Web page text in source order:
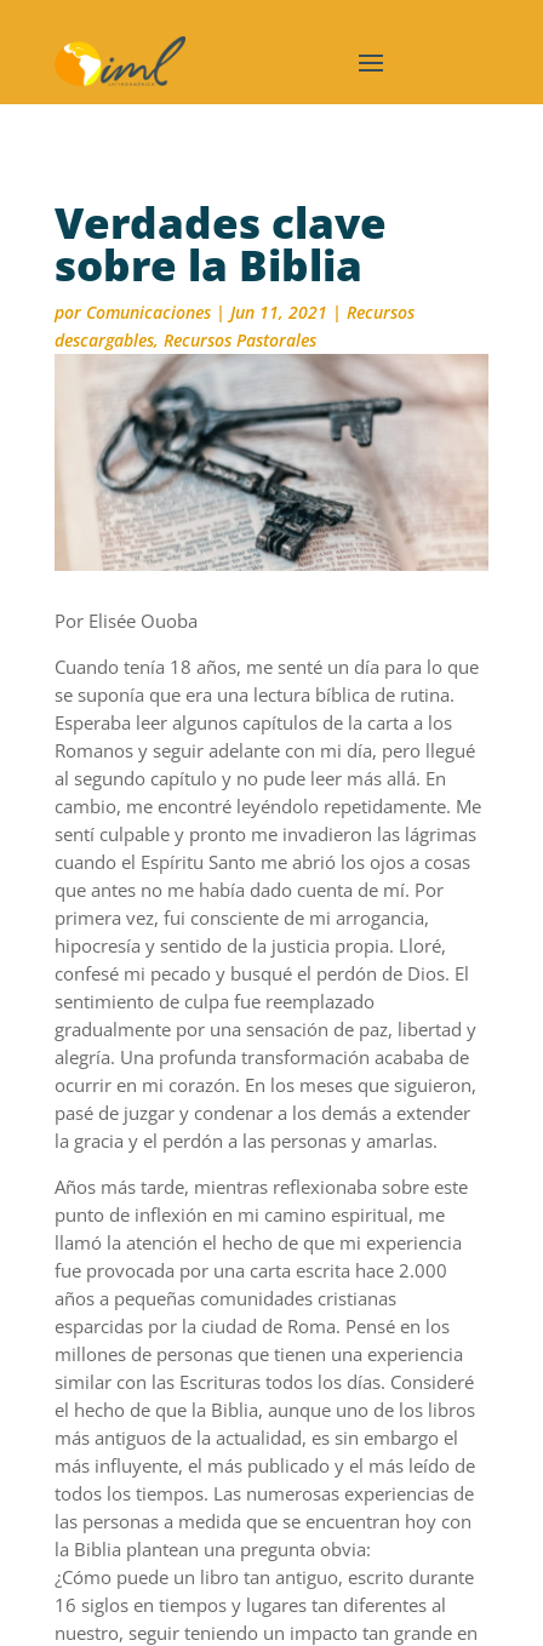
Verdades clave
sobre la Biblia
por Comunicaciones| Jun 11, 2021 | Recursos
descargables, Recursos Pastorales
Por Elisée Ouoba
Cuando tenía 18 años, me senté un día para lo que
se suponía que era una lectura bíblica de rutina.
Esperaba leer algunos capítulos de la carta a los
Romanos y seguir adelante con mi día, pero llegué
al segundo capítulo y no pude leer más allá. En
cambio, me encontré leyéndolo repetidamente. Me
sentí culpable y pronto me invadieron las lágrimas
cuando el Espíritu Santo me abrió los ojos a cosas
que antes no me había dado cuenta de mí. Por
primera vez, fui consciente de mi arrogancia,
hipocresía y sentido de la justicia propia. Lloré,
confesé mi pecado y busqué el perdón de Dios. El
sentimiento de culpa fue reemplazado
gradualmente por una sensación de paz, libertad y
alegría. Una profunda transformación acababa de
ocurrir en mi corazón. En los meses que siguieron,
pasé de juzgar y condenar a los demás a extender
la gracia y el perdón a las personas y amarlas.
Años más tarde, mientras reflexionaba sobre este
punto de inflexión en mi camino espiritual, me
llamó la atención el hecho de que mi experiencia
fue provocada por una carta escrita hace 2.000
años a pequeñas comunidades cristianas
esparcidas por la ciudad de Roma. Pensé en los
millones de personas que tienen una experiencia
similar con las Escrituras todos los días. Consideré
el hecho de que la Biblia, aunque uno de los libros
más antiguos de la actualidad, es sin embargo el
más influyente, el más publicado y el más leído de
todos los tiempos. Las numerosas experiencias de
las personas a medida que se encuentran hoy con
la Biblia plantean una pregunta obvia:
¿Cómo puede un libro tan antiguo, escrito durante
16 siglos en tiempos y lugares tan diferentes al
nuestro, seguir teniendo un impacto tan grande en